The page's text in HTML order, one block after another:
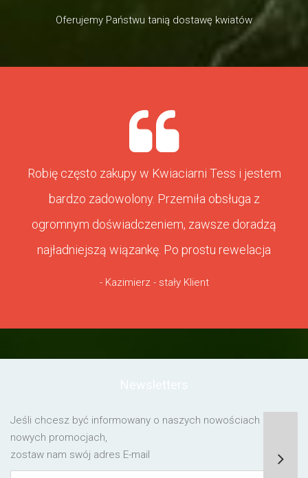
Oferujemy Państwu tanią dostawę kwiatów
Robię często zakupy w Kwiaciarni Tess i jestem
bardzo zadowolony. Przemiła obsługa z
ogromnym doświadczeniem, zawsze doradzą
najładniejszą wiązankę. Po prostu rewelacja
- Kazimierz - stały Klient
Jeśli chcesz być informowany o naszych nowościach lub o
nowych promocjach,
zostaw nam swój adres E-mail